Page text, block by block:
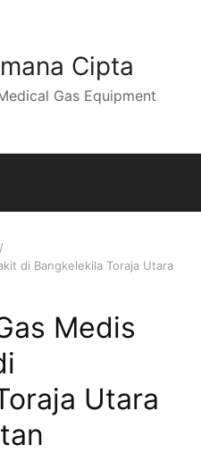
Cipta
Gas Equipment
di Bangkelekila Toraja Utara
Medis
Utara